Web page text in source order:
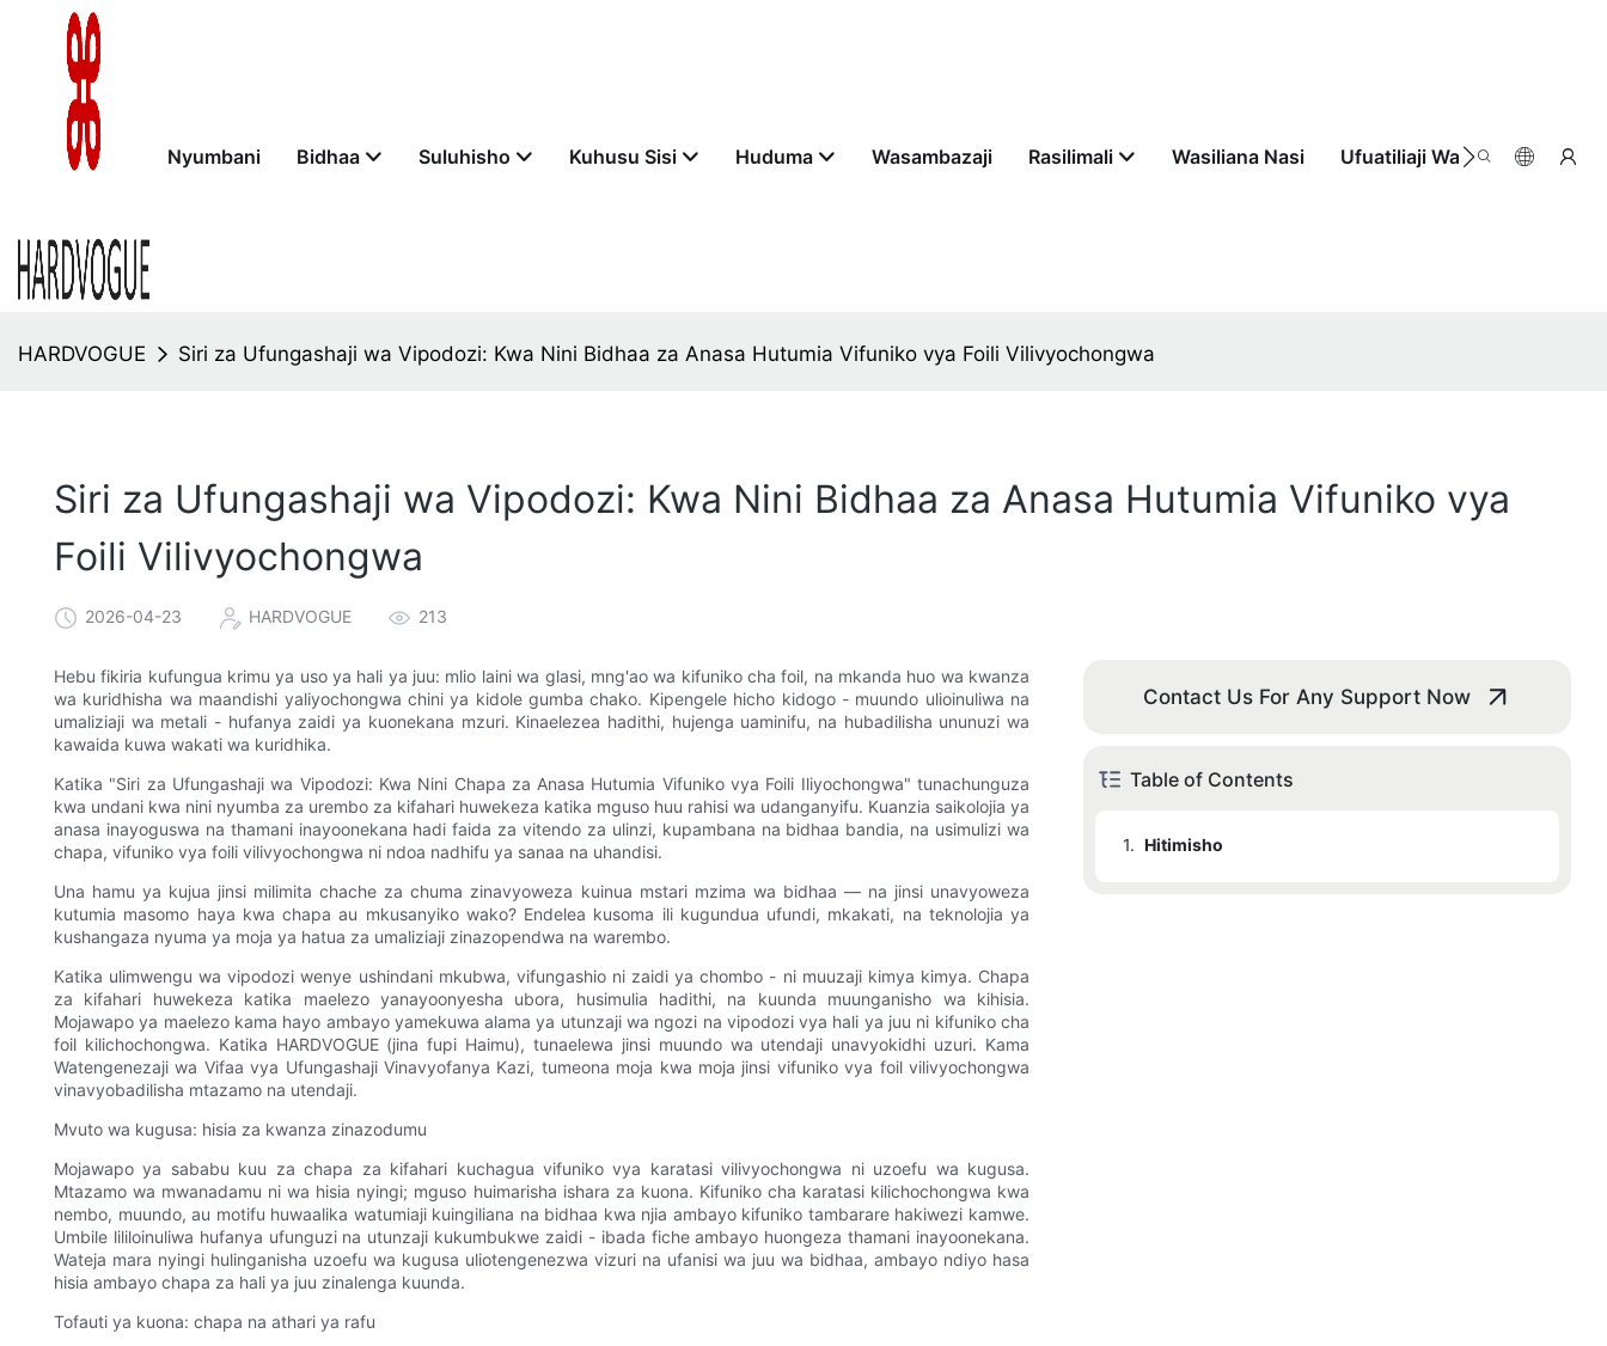
Nyumbani Bidhaa Suluhisho Kuhusu Sisi Huduma Wasambazaji Rasilimali Wasiliana Nasi Ufuatiliaji Wa Agizo
HARDVOGUE Siri za Ufungashaji wa Vipodozi: Kwa Nini Bidhaa za Anasa Hutumia Vifuniko vya Foili Vilivyochongwa
Siri za Ufungashaji wa Vipodozi: Kwa Nini Bidhaa za Anasa Hutumia Vifuniko vya
Foili Vilivyochongwa
2026-04-23 HARDVOGUE 213
Hebu fikiria kufungua krimu ya uso ya hali ya juu: mlio laini wa glasi, mng'ao wa kifuniko cha foil, na mkanda huo wa kwanza
wa kuridhisha wa maandishi yaliyochongwa chini ya kidole gumba chako. Kipengele hicho kidogo - muundo ulioinuliwa na
umaliziaji wa metali - hufanya zaidi ya kuonekana mzuri. Kinaelezea hadithi, hujenga uaminifu, na hubadilisha ununuzi wa
kawaida kuwa wakati wa kuridhika.
Katika "Siri za Ufungashaji wa Vipodozi: Kwa Nini Chapa za Anasa Hutumia Vifuniko vya Foili Iliyochongwa" tunachunguza
kwa undani kwa nini nyumba za urembo za kifahari huwekeza katika mguso huu rahisi wa udanganyifu. Kuanzia saikolojia ya
anasa inayoguswa na thamani inayoonekana hadi faida za vitendo za ulinzi, kupambana na bidhaa bandia, na usimulizi wa
chapa, vifuniko vya foili vilivyochongwa ni ndoa nadhifu ya sanaa na uhandisi.
Una hamu ya kujua jinsi milimita chache za chuma zinavyoweza kuinua mstari mzima wa bidhaa — na jinsi unavyoweza
kutumia masomo haya kwa chapa au mkusanyiko wako? Endelea kusoma ili kugundua ufundi, mkakati, na teknolojia ya
kushangaza nyuma ya moja ya hatua za umaliziaji zinazopendwa na warembo.
Katika ulimwengu wa vipodozi wenye ushindani mkubwa, vifungashio ni zaidi ya chombo - ni muuzaji kimya kimya. Chapa
za kifahari huwekeza katika maelezo yanayoonyesha ubora, husimulia hadithi, na kuunda muunganisho wa kihisia.
Mojawapo ya maelezo kama hayo ambayo yamekuwa alama ya utunzaji wa ngozi na vipodozi vya hali ya juu ni kifuniko cha
foil kilichochongwa. Katika HARDVOGUE (jina fupi Haimu), tunaelewa jinsi muundo wa utendaji unavyokidhi uzuri. Kama
Watengenezaji wa Vifaa vya Ufungashaji Vinavyofanya Kazi, tumeona moja kwa moja jinsi vifuniko vya foil vilivyochongwa
vinavyobadilisha mtazamo na utendaji.
Mvuto wa kugusa: hisia za kwanza zinazodumu
Mojawapo ya sababu kuu za chapa za kifahari kuchagua vifuniko vya karatasi vilivyochongwa ni uzoefu wa kugusa.
Mtazamo wa mwanadamu ni wa hisia nyingi; mguso huimarisha ishara za kuona. Kifuniko cha karatasi kilichochongwa kwa
nembo, muundo, au motifu huwaalika watumiaji kuingiliana na bidhaa kwa njia ambayo kifuniko tambarare hakiwezi kamwe.
Umbile lililoinuliwa hufanya ufunguzi na utunzaji kukumbukwe zaidi - ibada fiche ambayo huongeza thamani inayoonekana.
Wateja mara nyingi hulinganisha uzoefu wa kugusa uliotengenezwa vizuri na ufanisi wa juu wa bidhaa, ambayo ndiyo hasa
hisia ambayo chapa za hali ya juu zinalenga kuunda.
Tofauti ya kuona: chapa na athari ya rafu
Contact Us For Any Support Now
Table of Contents
1. Hitimisho